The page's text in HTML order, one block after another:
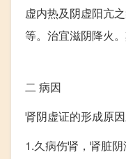
虚内热及阴虚阳亢
等。治宜滋阴降火
二 病因
肾阴虚证的形成原
1.久病伤肾，肾脏阴